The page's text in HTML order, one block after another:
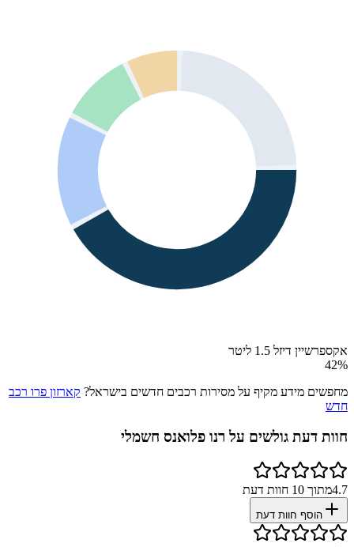
אקספרשיין דיזל 1.5 ליטר
42%
מחפשים מידע מקיף על מסירות רכבים חדשים בישראל? קארזון פרו רכב
חדש
חוות דעת גולשים על רנו פלואנס חשמלי
4.7מתוך 10 חוות דעת
הוסף חוות דעת